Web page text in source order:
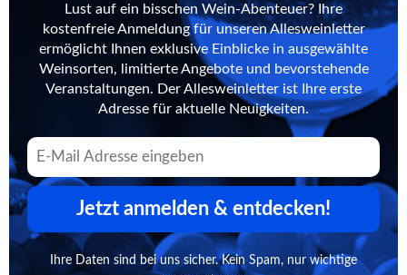
Lust auf ein bisschen Wein-Abenteuer? Ihre
kostenfreie Anmeldung für unseren Allesweinletter
ermöglicht Ihnen exklusive Einblicke in ausgewählte
Weinsorten, limitierte Angebote und bevorstehende
Veranstaltungen. Der Allesweinletter ist Ihre erste
Adresse für aktuelle Neuigkeiten.
Jetzt anmelden & entdecken!
Ihre Daten sind bei uns sicher. Kein Spam, nur wichtige